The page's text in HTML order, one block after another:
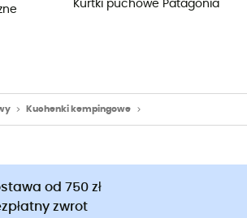
Kurtki puchowe Patagonia
Kuchenki kempingowe
od 750 zł
zwrot